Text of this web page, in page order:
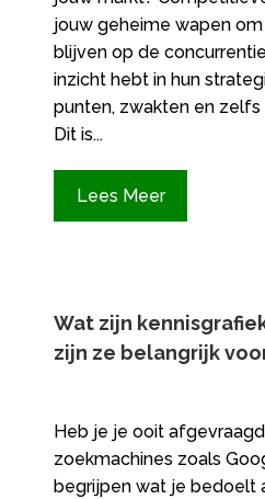
jouw geheime wapen
blijven op de
inzicht hebt in hun
punten, zwakten en
Dit is...
Lees Meer
Wat zijn
zijn ze belangrijk
Heb je je ooit
zoekmachines zoals
begrijpen wat je bedoelt